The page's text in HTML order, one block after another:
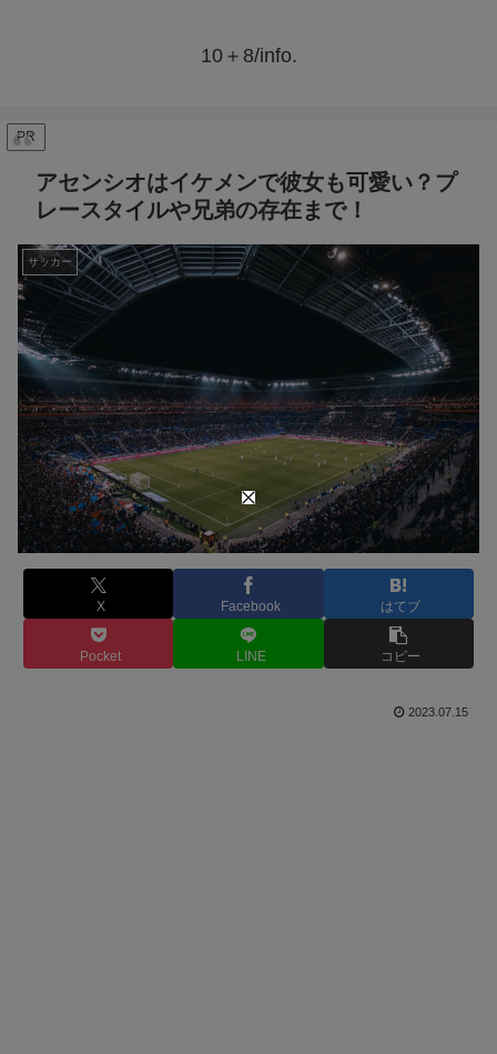
10＋8/info.
PR
アセンシオはイケメンで彼女も可愛い？プ
レースタイルや兄弟の存在まで！
サッカー
X Facebook はてブ
Pocket LINE コピー
2023.07.15